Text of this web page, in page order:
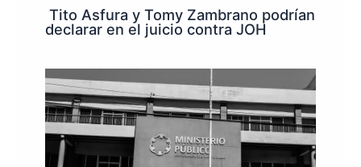
Tito Asfura y Tomy Zambrano podrían
declarar en el juicio contra JOH